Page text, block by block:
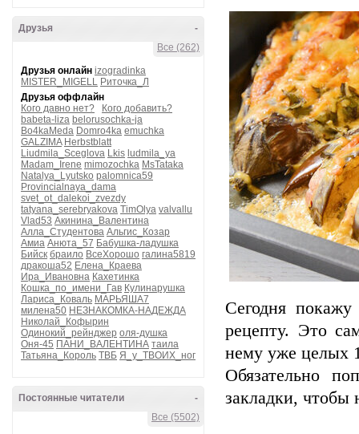
-
Друзья
Все (262)
Друзья онлайн izogradinka
MISTER_MIGELL Риточка_Л
Друзья оффлайн
Кого давно нет?
Кого добавить?
babeta-liza belorusochka-ja
Bo4kaMeda Domro4ka emuchka
GALZIMA Herbstblatt
Liudmila_Sceglova Lkis ludmila_ya
Madam_Irene mimozochka MsTataka
Natalya_Lyutsko palomnica59
Provincialnaya_dama
svet_ot_dalekoi_zvezdy
tatyana_serebryakova TimOlya valvallu
Vlad53 Акинина_Валентина
Алла_Студентова Альгис_Козар
Амиа Анюта_57 Бабушка-ладушка
Бийск браило ВсеХорошо галина5819
дракоша52 Елена_Краева
Ира_Ивановна Кахетинка
Кошка_по_имени_Гав Кулинарушка
Лариса_Коваль МАРЬЯША7
милена50 НЕЗНАКОМКА-НАДЕЖДА
Николай_Кофырин
Одинокий_рейнджер оля-душка
Оня-45 ПАНИ_ВАЛЕНТИНА таила
Татьяна_Король ТВБ Я_у_ТВОИХ_ног
-
Постоянные читатели
Все (5502)
Сегодня
рецепту. Это
нему уже целых
Обязательно
закладки, чтобы